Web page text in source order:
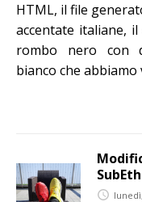
HTML, il file
accentate italiane,
rombo nero con
bianco che